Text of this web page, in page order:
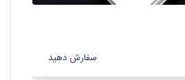
سفارش دهید